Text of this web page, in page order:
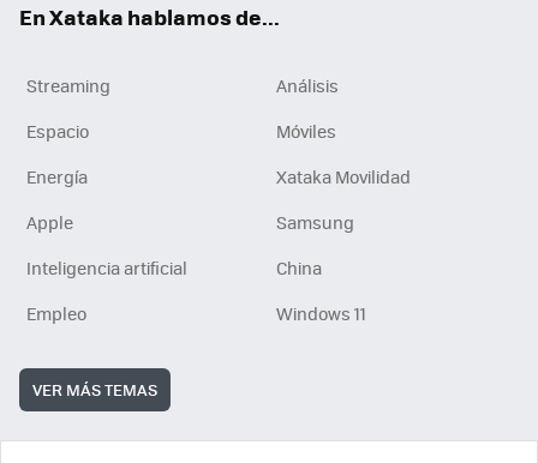
En Xataka hablamos de...
Streaming
Análisis
Espacio
Móviles
Energía
Xataka Movilidad
Apple
Samsung
Inteligencia artificial
China
Empleo
Windows 11
VER MÁS TEMAS